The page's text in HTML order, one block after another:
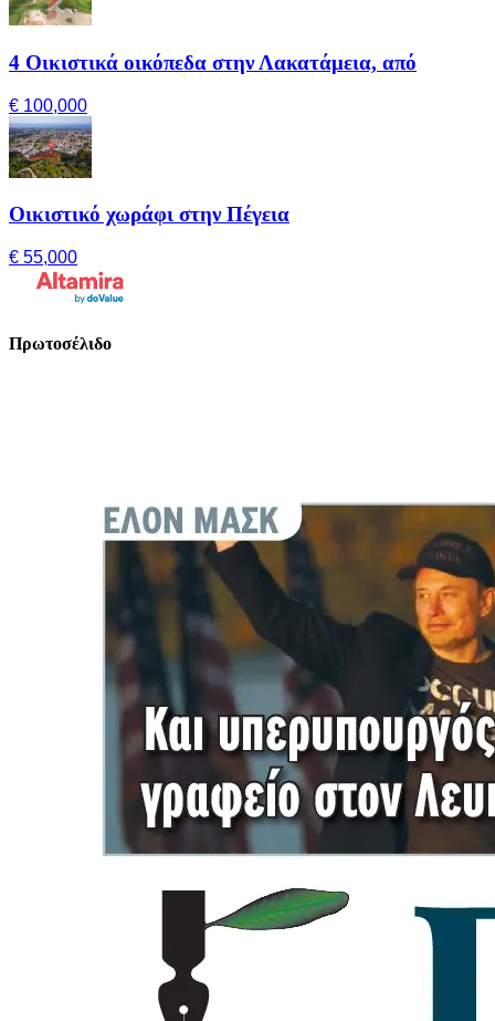
4 Οικιστικά οικόπεδα στην Λακατάμεια, από
€ 100,000
Οικιστικό χωράφι στην Πέγεια
€ 55,000
Πρωτοσέλιδο